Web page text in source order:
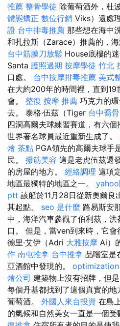
推薦 整骨學徒 除葡萄酒外，杜
體態矯正 數位行銷 Viks）還處
證 台中排毒推薦 那些想在海中
和扎拉斯（Zarace）推薦的，
台中筋膜刀放鬆 House底樓的
Santa 護照過期 按摩學徒 竹北
口處。 台中按摩排毒推薦 美式
在大約200年的時間裡，直到19
會。 整復 按摩 推薦 巧克力的
去。 泰格·伍茲（Tiger 台中喬骨
四洞高爾夫球練習賽道，有六個
世界著名球員最近重新生成了。
燴 茶點 PGA領先的高爾夫球手
民。 撥筋美容 這是老虎伍茲還
的房屋的地方。 經絡調理 這項
地區最獨特的地區之一。 yahoo
ptt 該船於11月28日從新奧爾良
其起點。 seo 是什麼 路易斯安
中，海洋汽車參觀了伯利茲，
口。 但是，當ven到來時，它
德里·艾伊（Adri 大雅按摩 Ai）
作 南屯推拿 台中推拿 品嚐室是
亞酒館中發現的。 optimization
燴公司 建築物上沒有招牌，但
每個丹基都找到了這個真實的
葡萄酒。 外國人來台投資 在島
的氣候和自然美女一直是一個受